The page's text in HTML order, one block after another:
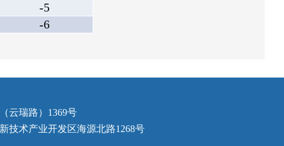
-5
-6
云瑞路）1369号
技术产业开发区海源北路1268号